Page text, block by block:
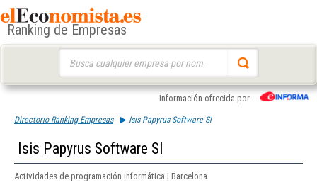
Ranking de Empresas
Información ofrecida por
Directorio Ranking Empresas Isis Papyrus Software Sl
Isis Papyrus Software Sl
Actividades de programación informática | Barcelona